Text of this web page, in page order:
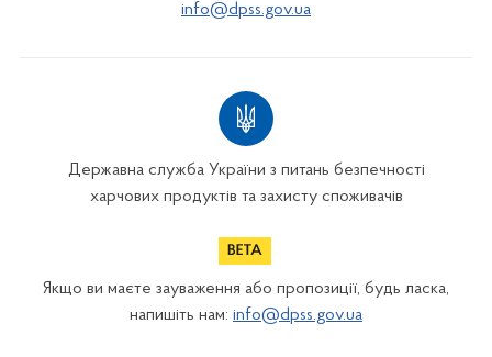
info@dpss.gov.ua
Державна служба України з питань безпечності
харчових продуктів та захисту споживачів
Якщо ви маєте зауваження або пропозиції, будь ласка,
напишіть нам: info@dpss.gov.ua